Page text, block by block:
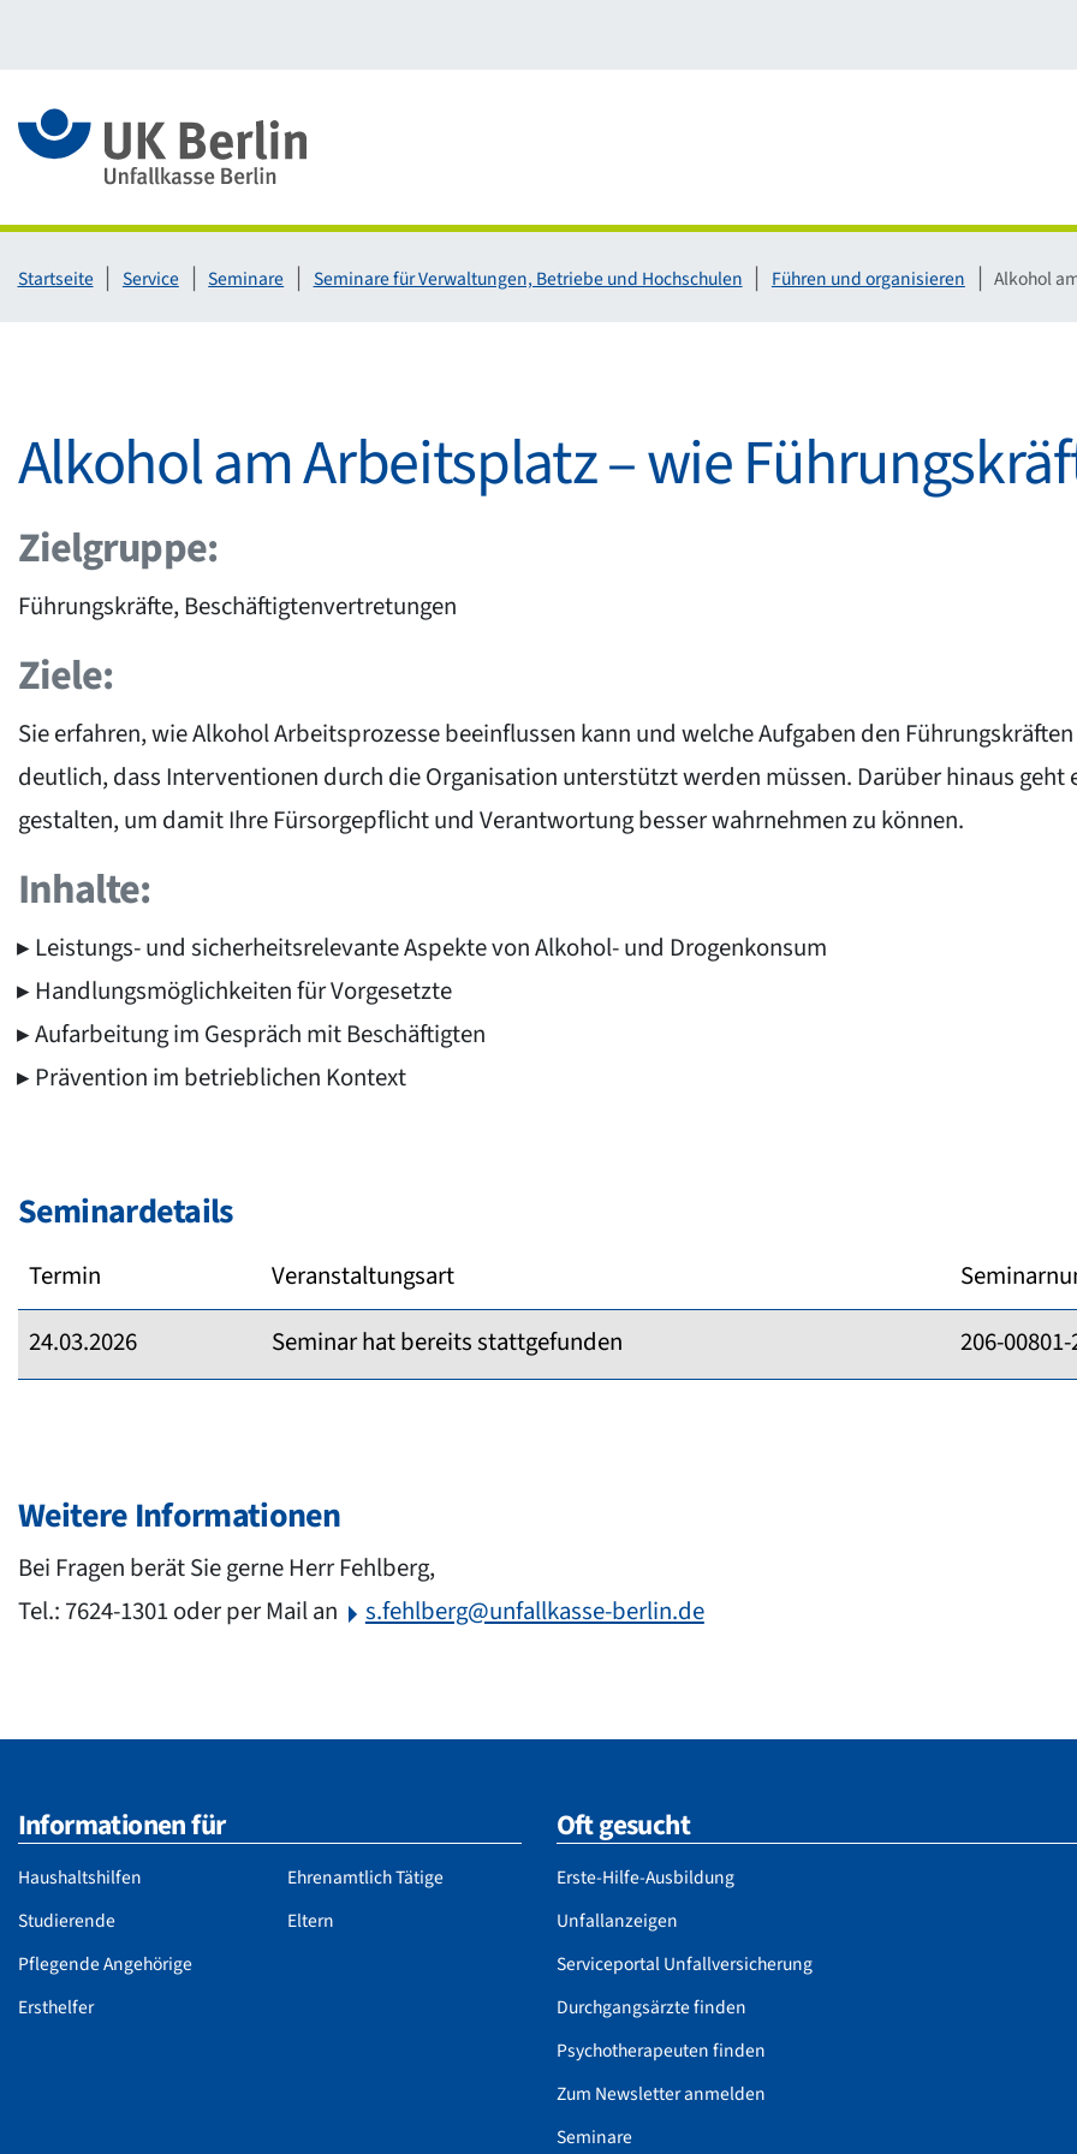
Link zur Startseite
Startseite Service Seminare Seminare für Verwaltungen, Betriebe und Hochschulen Führen und organisieren Alkohol
Alkohol am Arbeitsplatz – wie
Zielgruppe:
Führungskräfte, Beschäftigtenvertretungen
Ziele:
Sie erfahren, wie Alkohol Arbeitsprozesse beeinflussen kann und welche Aufgaben den
deutlich, dass Interventionen durch die Organisation unterstützt werden müssen. Darüber hinaus
gestalten, um damit Ihre Fürsorgepflicht und Verantwortung besser wahrnehmen zu können.
Inhalte:
Leistungs- und sicherheitsrelevante Aspekte von Alkohol- und Drogenkonsum
Handlungsmöglichkeiten für Vorgesetzte
Aufarbeitung im Gespräch mit Beschäftigten
Prävention im betrieblichen Kontext
Seminardetails
Termin Veranstaltungsart
24.03.2026
Seminar hat bereits stattgefunden 206-
Weitere Informationen
Bei Fragen berät Sie gerne Herr Fehlberg,
Tel.: 7624-1301 oder per Mail an
s.fehlberg@unfallkasse-berlin.de
Informationen für
Haushaltshilfen
Studierende
Pflegende Angehörige
Ersthelfer
Ehrenamtlich Tätige
Eltern
Oft gesucht
Erste-Hilfe-Ausbildung
Unfallanzeigen
Serviceportal Unfallversicherung
Durchgangsärzte finden
Psychotherapeuten finden
Zum Newsletter anmelden
Seminare